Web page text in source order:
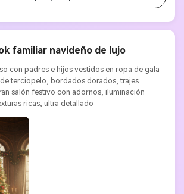
familiar navideño de lujo
con padres e hijos vestidos en ropa de gala
terciopelo, bordados dorados, trajes
salón festivo con adornos, iluminación
ricas, ultra detallado